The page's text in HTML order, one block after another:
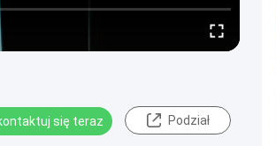
się teraz Podział